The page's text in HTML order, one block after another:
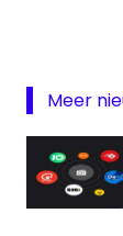
Giel
KPN
NDC
Meer